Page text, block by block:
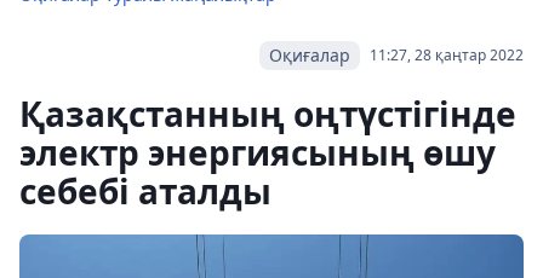
11:27, 28 қаңтар 2022
Оқиғалар
Қазақстанның оңтүстігінде
электр энергиясының өшу
себебі аталды